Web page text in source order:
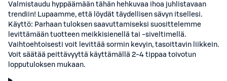
Valmistaudu hyppäämään tähän hehkuvaa ihoa juhlistavaan
trendiin! Lupaamme, että löydät täydellisen sävyn itsellesi.
Käyttö: Parhaan tuloksen saavuttamiseksi suosittelemme
levittämään tuotteen meikkisienellä tai -siveltimellä.
Vaihtoehtoisesti voit levittää sormin kevyin, tasoittavin liikkein.
Voit säätää peittävyyttä käyttämällä 2-4 tippaa toivotun
lopputuloksen mukaan.